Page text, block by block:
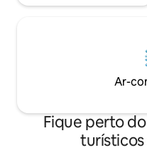
Ar-
Fique perto
turísticos